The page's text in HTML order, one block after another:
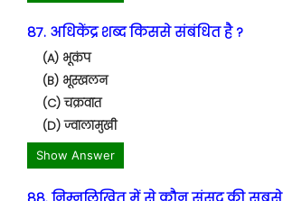
87. अधिकेंद्र शब्द किससे संबंधित है ?
(A) भूकंप
(B) भूस्खलन
(C) चक्रवात
(D) ज्वालामुखी
Show Answer